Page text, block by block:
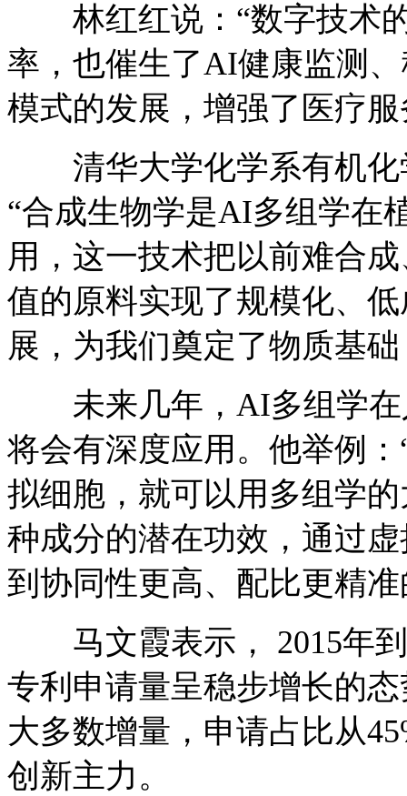
林红红说：“数字技术的
率，也催生了AI健康监测
模式的发展，增强了医疗
清华大学化学系有机化
“合成生物学是AI多组学在
用，这一技术把以前难合
值的原料实现了规模化、
展，为我们奠定了物质基
未来几年，AI多组学在
将会有深度应用。他举例
拟细胞，就可以用多组学
种成分的潜在功效，通过
到协同性更高、配比更精
马文霞表示， 2015年到
专利申请量呈稳步增长的
大多数增量，申请占比从
创新主力。